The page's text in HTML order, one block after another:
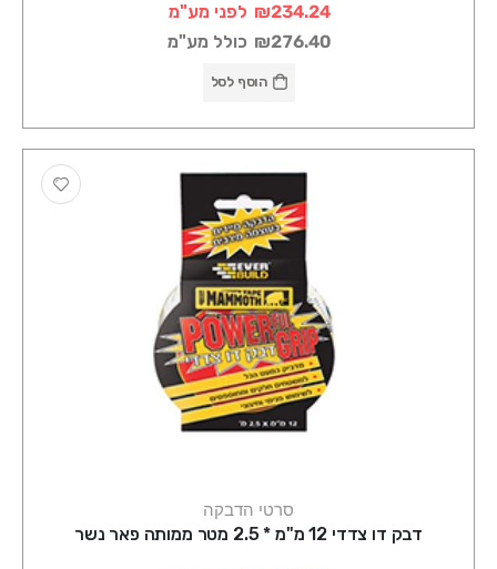
₪234.24 לפני מע"מ
₪276.40 כולל מע"מ
הוסף לסל
סרטי הדבקה
דבק דו צדדי 12 מ"מ * 2.5 מטר ממותה פאר נשר